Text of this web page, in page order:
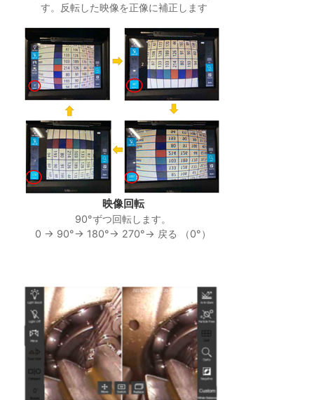
す。反転した映像を正像に補正します
映像回転
90°ずつ回転します。
0 → 90°→ 180°→ 270°→ 戻る （0°）